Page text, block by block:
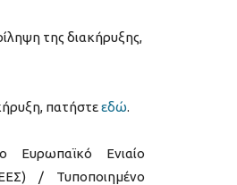
της διακήρυξης,
πατήστεεδώ.
Ευρωπαϊκό Ενιαίο
/ Τυποποιημένο